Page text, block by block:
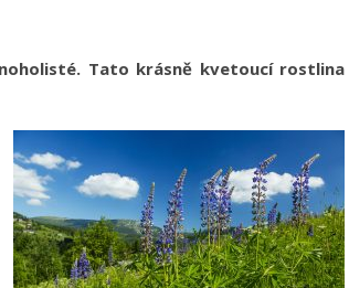
Tato krásně kvetoucí rostlina